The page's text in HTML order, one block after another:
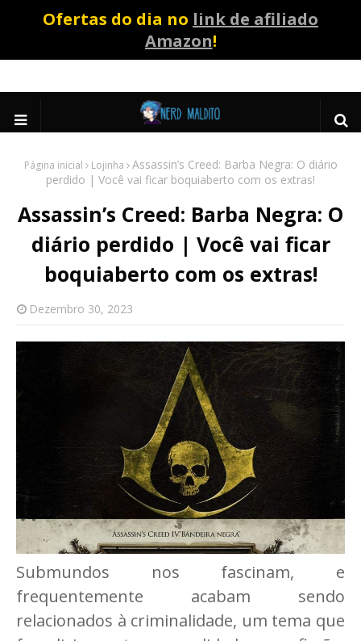
Ofertas do dia no link de afiliado
Amazon!
Página inicial Lojinha
Assassin’s Creed: Barba Negra: O diário
perdido | Você vai ficar boquiaberto com os extras!
Assassin’s Creed: Barba Negra: O
diário perdido | Você vai ficar
boquiaberto com os extras!
Dezembro 30, 2023
Submundos nos fascinam, e
frequentemente acabam sendo
relacionados à criminalidade, um tema que